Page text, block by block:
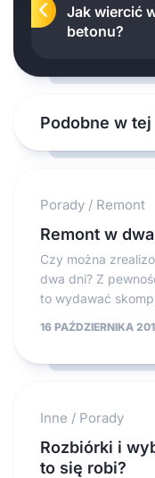
Jak wiercić
betonu?
Podobne w
Porady / Remont
Remont w
Czy można
dwa dni? Z
to wydawać
16 PAŹDZIERNIKA
Inne / Porady
Rozbiórki i
to się robi?